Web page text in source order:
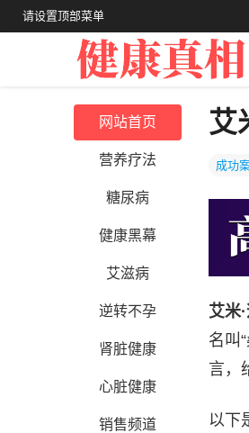
请设置顶部菜单
网站首页
营养疗法
糖尿病
健康黑幕
艾滋病
逆转不孕
肾脏健康
心脏健康
销售频道
艾
成功
艾米
名叫
言，
以下